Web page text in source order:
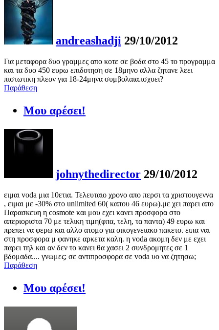
andreashadji 29/10/2012
Για μεταφορα δυο γραμμες απο κοτε σε βοδα στο 45 το προγραμμα
και τα δυο 450 ευρω επιδοτηση σε 18μηνο αλλα ζητανε λεει
πιστωτικη πλεον για 18-24μηνα συμβολαια.ισχυει?
Παράθεση
Μου αρέσει!
johnythedirector 29/10/2012
ειμαι voda μια 10ετια. Τελευταιο χρονο απο περσι τα χριστουγεννα
, ειμαι με -30% στο unlimited 60( καπου 46 ευρω).με χει παρει απο
Παρασκευη η cosmote και μου εχει κανει προσφορα στο
απεριοριστα 70 με τελικη τιμη(φπα, τελη, τα παντα) 49 ευρω και
πρεπει να φερω και αλλο ατομο για οικογενειακο πακετο. ειπα ναι
στη προσφορα μ φανηκε αρκετα καλη. η voda ακομη δεν με εχει
παρει τηλ και αν δεν το κανει θα χασει 2 συνδρομητες σε 1
βδομαδα.... γνωμες; σε αντιπροσφορα σε voda υο να ζητησω;
Παράθεση
Μου αρέσει!